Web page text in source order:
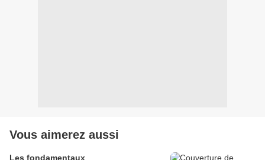
Vous aimerez aussi
Les fondamentaux